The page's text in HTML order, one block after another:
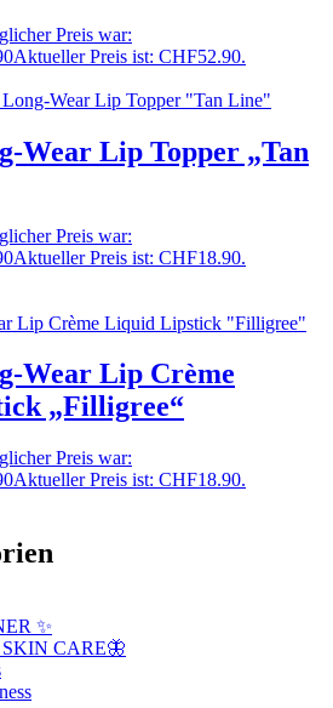
Preis war:
Aktueller Preis ist: CHF52.90.
Wear Lip Topper „Tan
Preis war:
Aktueller Preis ist: CHF18.90.
Wear Lip Crème
„Filligree“
Preis war:
Aktueller Preis ist: CHF18.90.
✨
CARE🦋